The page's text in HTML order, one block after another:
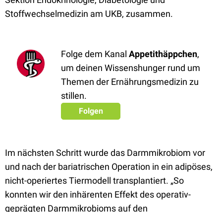
Stoffwechselmedizin am UKB, zusammen.
Folge dem Kanal Appetithäppchen,
um deinen Wissenshunger rund um
Themen der Ernährungsmedizin zu
stillen.
Folgen
Im nächsten Schritt wurde das Darmmikrobiom vor
und nach der bariatrischen Operation in ein adipöses,
nicht-operiertes Tiermodell transplantiert. „So
konnten wir den inhärenten Effekt des operativ-
geprägten Darmmikrobioms auf den